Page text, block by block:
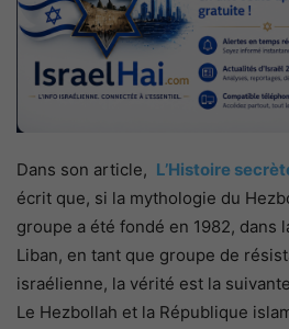
Dans son article, L’Histoire
écrit que, si la mythologie du
groupe a été fondé en 1982, dans
Liban, en tant que groupe de
israélienne, la vérité est la
Le Hezbollah et la République